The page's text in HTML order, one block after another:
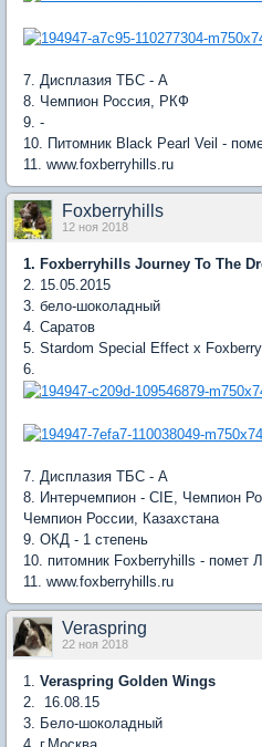
7. Дисплазия ТБС - А
8. Чемпион Россия, РКФ
9. -
10. Питомник Black Pearl Veil -
11. www.foxberryhills.ru
Foxberryhills
12 ноя 2018
1. Foxberryhills Journey To The
2. 15.05.2015
3. бело-шоколадный
4. Саратов
5. Stardom Special Effect x
6.
7. Дисплазия ТБС - А
8. Интерчемпион - CIE, Чемпион
Чемпион России, Казахстана
9. ОКД - 1 степень
10. питомник Foxberryhills - помет Л
11. www.foxberryhills.ru
Veraspring
22 ноя 2018
1. Veraspring Golden Wings
2. 16.08.15
3. Бело-шоколадный